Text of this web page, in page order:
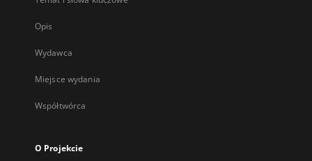
Opis
Wydawca
Miejsce wydania
Współtwórca
O Projekcie